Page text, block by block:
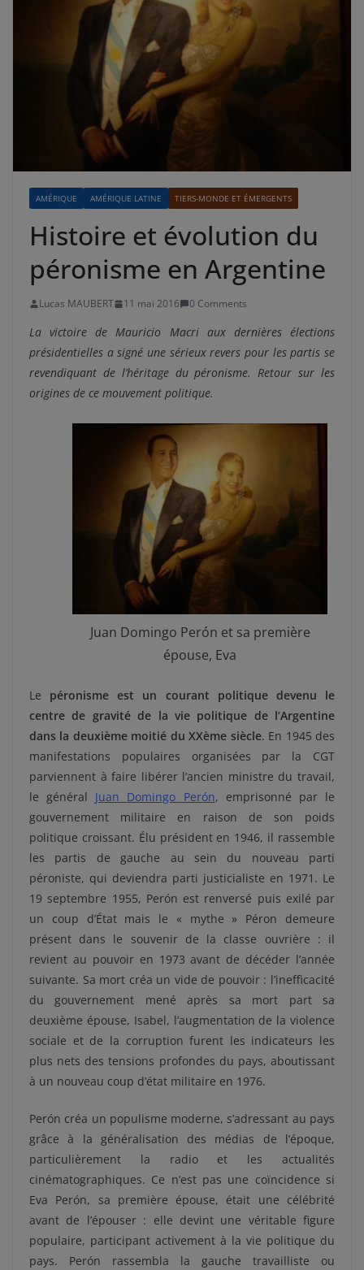
AMÉRIQUE AMÉRIQUE LATINE TIERS-MONDE ET ÉMERGENTS
Histoire et évolution du
péronisme en Argentine
Lucas MAUBERT 11 mai 2016 0 Comments
La victoire de Mauricio Macri aux dernières élections
présidentielles a signé une sérieux revers pour les partis se
revendiquant de l’héritage du péronisme. Retour sur les
origines de ce mouvement politique.
Juan Domingo Perón et sa première
épouse, Eva
Le péronisme est un courant politique devenu le
centre de gravité de la vie politique de l’Argentine
dans la deuxième moitié du XXème siècle. En 1945 des
manifestations populaires organisées par la CGT
parviennent à faire libérer l’ancien ministre du travail,
le général Juan Domingo Perón, emprisonné par le
gouvernement militaire en raison de son poids
politique croissant. Élu président en 1946, il rassemble
les partis de gauche au sein du nouveau parti
péroniste, qui deviendra parti justicialiste en 1971. Le
19 septembre 1955, Perón est renversé puis exilé par
un coup d’État mais le « mythe » Péron demeure
présent dans le souvenir de la classe ouvrière : il
revient au pouvoir en 1973 avant de décéder l’année
suivante. Sa mort créa un vide de pouvoir : l’inefficacité
du gouvernement mené après sa mort part sa
deuxième épouse, Isabel, l’augmentation de la violence
sociale et de la corruption furent les indicateurs les
plus nets des tensions profondes du pays, aboutissant
à un nouveau coup d’état militaire en 1976.
Perón créa un populisme moderne, s’adressant au pays
grâce à la généralisation des médias de l’époque,
particulièrement la radio et les actualités
cinématographiques. Ce n’est pas une coïncidence si
Eva Perón, sa première épouse, était une célébrité
avant de l’épouser : elle devint une véritable figure
populaire, participant activement à la vie politique du
pays. Perón rassembla la gauche travailliste ou